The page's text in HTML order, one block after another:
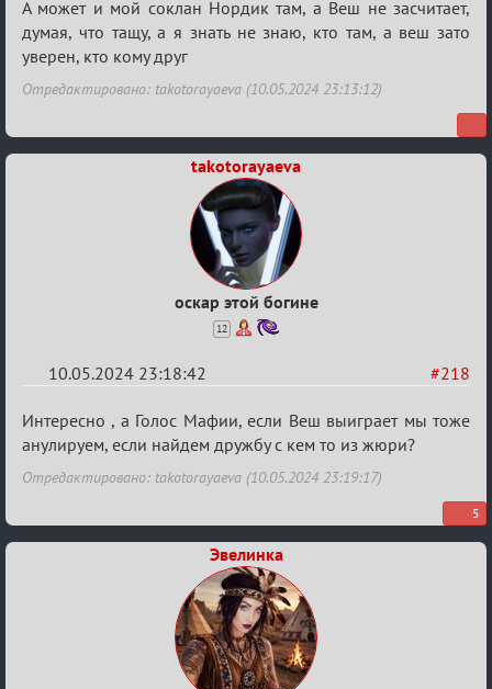
Re:
Мафский
Стихоплёт
(обсуждение)
А может и мой соклан Нордик там, а Веш не засчитает,
думая, что тащу, а я знать не знаю, кто там, а веш зато
уверен, кто кому друг
Отредактировано: takotorayaeva (10.05.2024 23:13:12)
takotorayaeva
оскар этой богине
12
#218
10.05.2024 23:18:42
Re:
Мафский
Стихоплёт
Интересно , а Голос Мафии, если Веш выиграет мы тоже
анулируем, если найдем дружбу с кем то из жюри?
Отредактировано: takotorayaeva (10.05.2024 23:19:17)
5
Эвелинка